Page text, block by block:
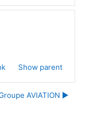
Show parent
AVIATION ▶︎